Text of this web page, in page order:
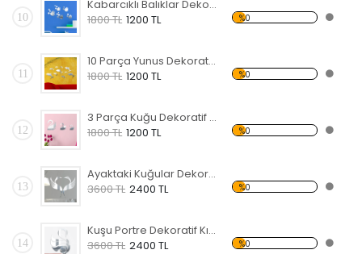
10
Kabarcıklı Balıklar Dekoratif Kırılmaz Ayna
1800 TL 1200 TL %0
11
10 Parça Yunus Dekoratif Kırılmaz Ayna
1800 TL 1200 TL %0
12
3 Parça Kuğu Dekoratif Kırılmaz Ayna
1800 TL 1200 TL %0
13
Ayaktaki Kuğular Dekoratif Kırılmaz Ayna
3600 TL 2400 TL %0
14
Kuşu Portre Dekoratif Kırılmaz Ayna
3600 TL 2400 TL %0